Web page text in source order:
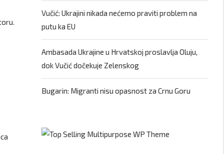
Vučić: Ukrajini nikada nećemo praviti problem na
putu ka EU
Ambasada Ukrajine u Hrvatskoj proslavlja Oluju,
dok Vučić dočekuje Zelenskog
Bugarin: Migranti nisu opasnost za Crnu Goru